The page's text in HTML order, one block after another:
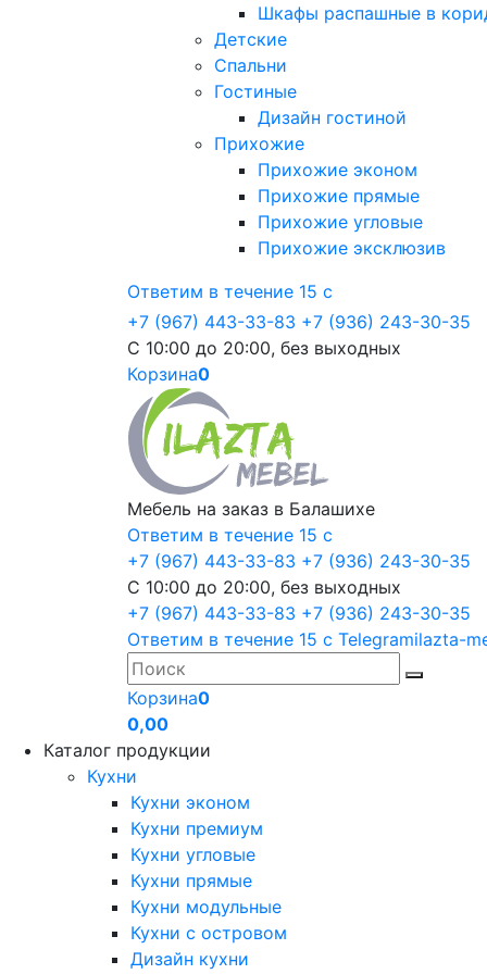
Шкафы распашные в
Детские
Спальни
Гостиные
Дизайн гостиной
Прихожие
Прихожие эконом
Прихожие прямые
Прихожие угловые
Прихожие эксклюзив
Ответим в течение 15 с
+7 (967) 443-33-83 +7 (936) 243-30-35
С 10:00 до 20:00, без выходных
Корзина0
Мебель на заказ в Балашихе
Ответим в течение 15 с
+7 (967) 443-33-83 +7 (936) 243-30-35
С 10:00 до 20:00, без выходных
+7 (967) 443-33-83 +7 (936) 243-30-35
Ответим в течение 15 с Telegramilazta-
Корзина0
0,00
Каталог продукции
Кухни
Кухни эконом
Кухни премиум
Кухни угловые
Кухни прямые
Кухни модульные
Кухни с островом
Дизайн кухни